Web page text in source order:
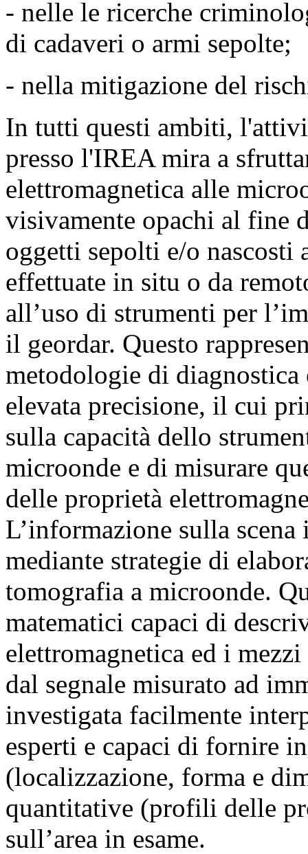
- nelle le ricerche
di cadaveri o armi sepolte;
- nella mitigazione del
In tutti questi ambiti,
presso l'IREA mira a
elettromagnetica alle
visivamente opachi al fine
oggetti sepolti e/o nascosti
effettuate in situ o da
all’uso di strumenti per
il geordar. Questo
metodologie di
elevata precisione, il cui
sulla capacità dello
microonde e di misurare
delle proprietà
L’informazione sulla
mediante strategie di
tomografia a microonde.
matematici capaci di
elettromagnetica ed i
dal segnale misurato ad
investigata facilmente
esperti e capaci di fornire
(localizzazione, forma e
quantitative (profili delle
sull’area in esame.